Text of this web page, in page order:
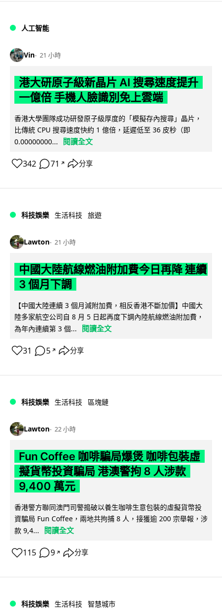
人工智能
Vin 21 小時
港大研原子級新晶片 AI 搜尋速度提升
一億倍 手機人臉識別免上雲端
香港大學團隊成功研發原子級厚度的「模擬存內搜尋」晶片，
比傳統 CPU 搜尋速度快約 1 億倍，延遲低至 36 皮秒（即
0.00000000...
閱讀全文
342 71 ↗ 分享
科技娛樂 生活科技 旅遊
Lawton 21 小時
中國大陸航線燃油附加費今日再降 連續
3 個月下調
【中國大陸連續 3 個月減附加費，相反香港不斷加價】中國大
陸多家航空公司自 8 月 5 日起再度下調內陸航線燃油附加費，
為年內連續第 3 個...
閱讀全文
31 5 ↗ 分享
科技娛樂 生活科技 區塊鏈
Lawton 22 小時
Fun Coffee 咖啡騙局爆煲 咖啡包裝虛
擬貨幣投資騙局 港澳警拘 8 人涉款
9,400 萬元
香港警方聯同澳門司警搗破以養生咖啡生意包裝的虛擬貨幣投
資騙局 Fun Coffee，兩地共拘捕 8 人，接獲逾 200 宗舉報，涉
款 9,4...
閱讀全文
115 9 ↗ 分享
科技娛樂 生活科技 智慧城市